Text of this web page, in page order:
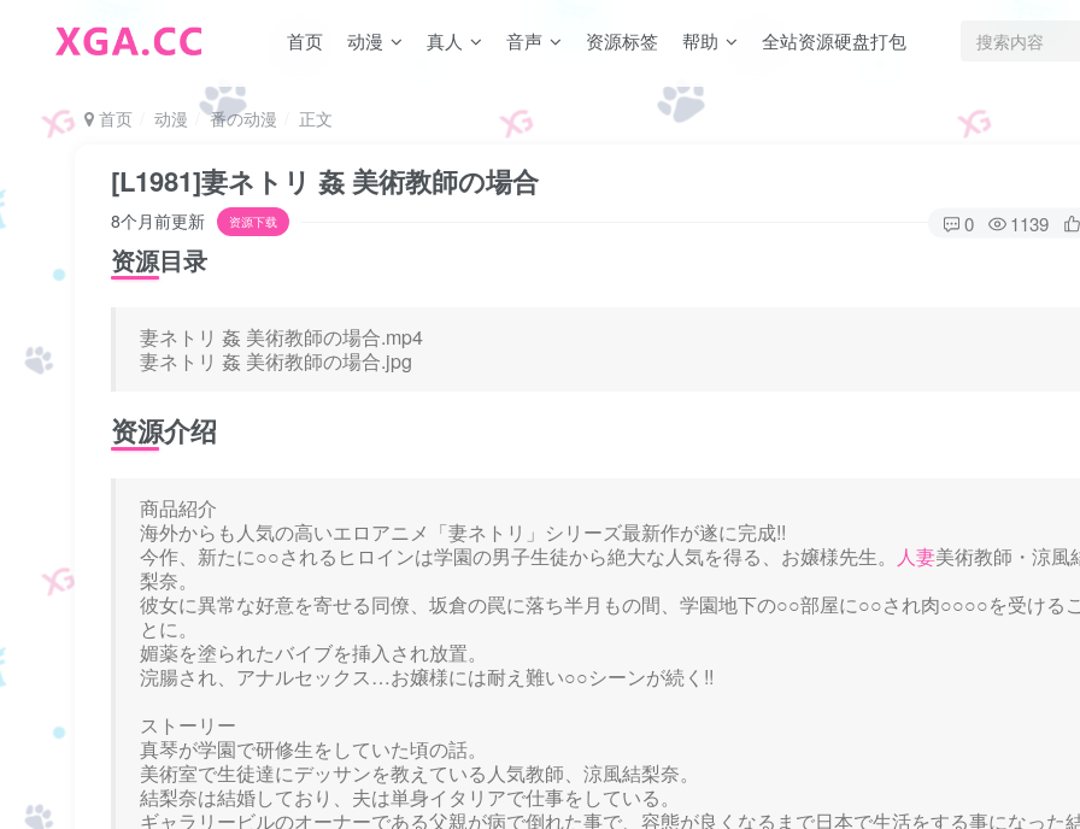
首页 动漫 真人 音声 资源标签 帮助 全站资源硬盘打包
首页 动漫 番の动漫 正文
[L1981]妻ネトリ 姦 美術教師の場合
8个月前更新 资源下载 0 1139
资源目录
妻ネトリ 姦 美術教師の場合.mp4
妻ネトリ 姦 美術教師の場合.jpg
资源介绍
商品紹介
海外からも人気の高いエロアニメ「妻ネトリ」シリーズ最新作が遂に完成!!
今作、新たに○○されるヒロインは学園の男子生徒から絶大な人気を得る、お嬢様先生。 人妻美術教師・涼風
梨奈。
彼女に異常な好意を寄せる同僚、坂倉の罠に落ち半月もの間、学園地下の○○部屋に○○され肉○○○○を受ける
とに。
媚薬を塗られたバイブを挿入され放置。
浣腸され、アナルセックス…お嬢様には耐え難い○○シーンが続く!!
ストーリー
真琴が学園で研修生をしていた頃の話。
美術室で生徒達にデッサンを教えている人気教師、涼風結梨奈。
結梨奈は結婚しており、夫は単身イタリアで仕事をしている。
ギャラリービルのオーナーである父親が病で倒れた事で、容態が良くなるまで日本で生活をする事になった